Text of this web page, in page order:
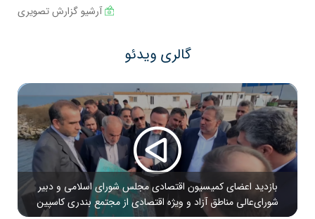
آرشیو گزارش تصویری
گالری ویدئو
بازدید اعضای کمیسیون اقتصادی مجلس شورای اسلامی و دبیر
شورای‌عالی مناطق آزاد و ویژه اقتصادی از مجتمع بندری کاسپین